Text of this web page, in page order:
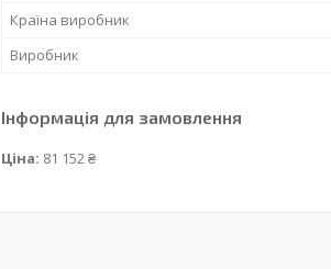
Країна виробник
Виробник
Інформація для замовлення
Ціна: 81 152 ₴